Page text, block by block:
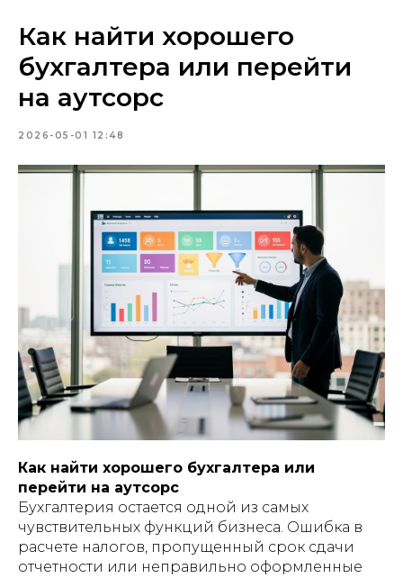
Как найти хорошего
бухгалтера или перейти
на аутсорс
2026-05-01 12:48
Как найти хорошего бухгалтера или
перейти на аутсорс
Бухгалтерия остается одной из самых
чувствительных функций бизнеса. Ошибка в
расчете налогов, пропущенный срок сдачи
отчетности или неправильно оформленные